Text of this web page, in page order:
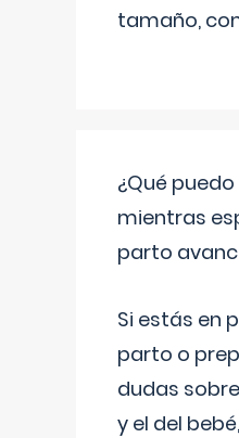
tamaño,
¿Qué
mientras
parto
Si estás en
parto o
dudas
y el del